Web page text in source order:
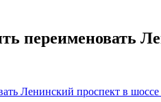
переименовать
Ленинский проспект в шоссе